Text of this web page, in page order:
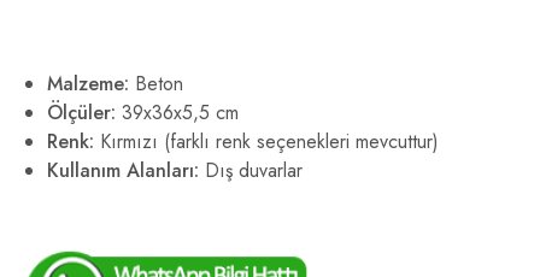
Malzeme: Beton
Ölçüler: 39x36x5,5 cm
Renk: Kırmızı (farklı renk seçenekleri mevcuttur)
Kullanım Alanları: Dış duvarlar